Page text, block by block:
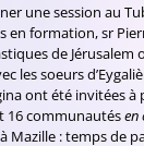
une session au
en formation, sr
de Jérusalem
les soeurs
ont été invitées à
16 communautésen
à Mazille : temps de